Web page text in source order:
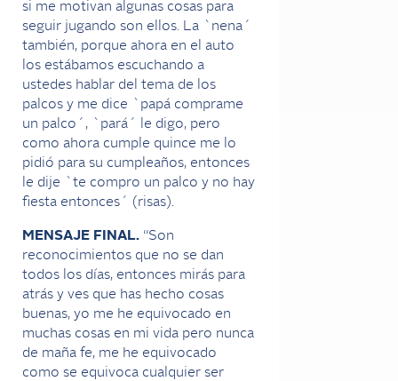
si me motivan algunas cosas para
seguir jugando son ellos. La `nena´
también, porque ahora en el auto
los estábamos escuchando a
ustedes hablar del tema de los
palcos y me dice `papá comprame
un palco´, `pará´ le digo, pero
como ahora cumple quince me lo
pidió para su cumpleaños, entonces
le dije `te compro un palco y no hay
fiesta entonces´ (risas).
MENSAJE FINAL. “Son
reconocimientos que no se dan
todos los días, entonces mirás para
atrás y ves que has hecho cosas
buenas, yo me he equivocado en
muchas cosas en mi vida pero nunca
de maña fe, me he equivocado
como se equivoca cualquier ser